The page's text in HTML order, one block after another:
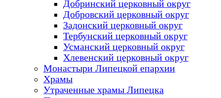
Добринский церковный округ
Добровский церковный округ
Задонский церковный округ
Тербунский церковный округ
Усманский церковный округ
Хлевенский церковный округ
Монастыри Липецкой епархии
Храмы
Утраченные храмы Липецка